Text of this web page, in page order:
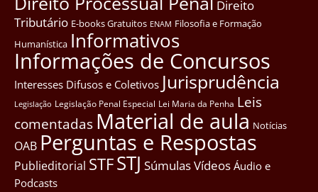
Direito
Tributário E-books Gratuitos ENAM Filosofia e Formação
Humanística Informativos
Informações de Concursos
Interesses Difusos e Coletivos Jurisprudência
Legislação Legislação Penal Especial Lei Maria da Penha Leis
comentadas Material de aula Notícias
OAB Perguntas e Respostas
Publieditorial STFSTJ SúmulasVídeos Áudio e
Podcasts